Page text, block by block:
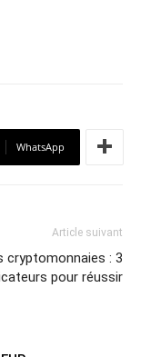
WhatsApp
Article suivant
cryptomonnaies : 3
pour réussir